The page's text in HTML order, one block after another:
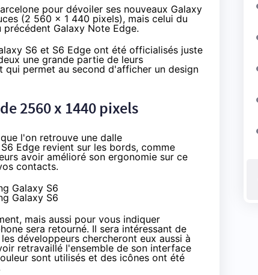
pour dévoiler ses nouveaux Galaxy
(2 560 x 1 440 pixels), mais celui du
Galaxy Note Edge.
S6 et S6 Edge ont été officialisés juste
une grande partie de leurs
permet au second d'afficher un design
2560 x 1440 pixels
l'on retrouve une dalle
Edge revient sur les bords, comme
avoir amélioré son ergonomie sur ce
contacts.
mais aussi pour vous indiquer
sera retourné. Il sera intéressant de
développeurs chercheront eux aussi à
retravaillé l'ensemble de son interface
sont utilisés et des icônes ont été